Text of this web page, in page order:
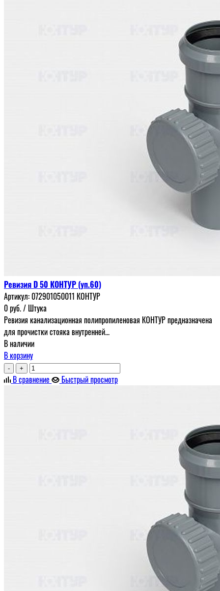
Ревизия D 50 КОНТУР (уп.60)
Артикул: 072901050011 КОНТУР
0руб./ Штука
Ревизия канализационная полипропиленовая КОНТУР предназначена
для прочистки стояка внутренней...
В наличии
В корзину
- +
В сравнение Быстрый просмотр